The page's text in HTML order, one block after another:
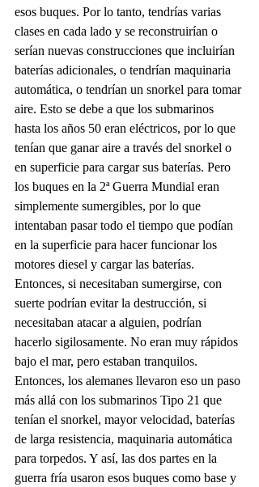
esos buques. Por lo tanto, tendrías varias
clases en cada lado y se reconstruirían o
serían nuevas construcciones que incluirían
baterías adicionales, o tendrían maquinaria
automática, o tendrían un snorkel para tomar
aire. Esto se debe a que los submarinos
hasta los años 50 eran eléctricos, por lo que
tenían que ganar aire a través del snorkel o
en superficie para cargar sus baterías. Pero
los buques en la 2ª Guerra Mundial eran
simplemente sumergibles, por lo que
intentaban pasar todo el tiempo que podían
en la superficie para hacer funcionar los
motores diesel y cargar las baterías.
Entonces, si necesitaban sumergirse, con
suerte podrían evitar la destrucción, si
necesitaban atacar a alguien, podrían
hacerlo sigilosamente. No eran muy rápidos
bajo el mar, pero estaban tranquilos.
Entonces, los alemanes llevaron eso un paso
más allá con los submarinos Tipo 21 que
tenían el snorkel, mayor velocidad, baterías
de larga resistencia, maquinaria automática
para torpedos. Y así, las dos partes en la
guerra fría usaron esos buques como base y